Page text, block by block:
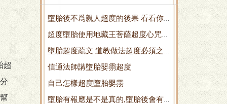
超
墮胎後不爲親人超度的後果 看看你
就知道了
超度墮胎使用地藏王菩薩超度心咒經
文不一定成
墮胎超度疏文 道教做法超度必須之
物
信通法師講墮胎嬰霛超度
自己怎樣超度墮胎嬰霛
墮胎有報應是不是真的,墮胎後會有